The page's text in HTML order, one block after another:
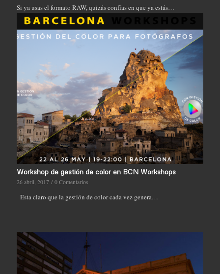
Si ya usas el formato RAW, quizás confías en que ya estás…
Workshop de gestión de color en BCN Workshops
26 abril, 2017 / 0 Comentarios
Esta claro que la gestión de color cada vez genera…